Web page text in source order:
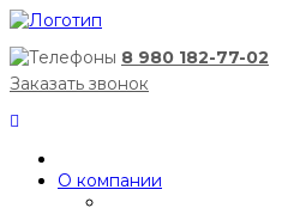
8 980 182-77-02
Заказать звонок
О компании